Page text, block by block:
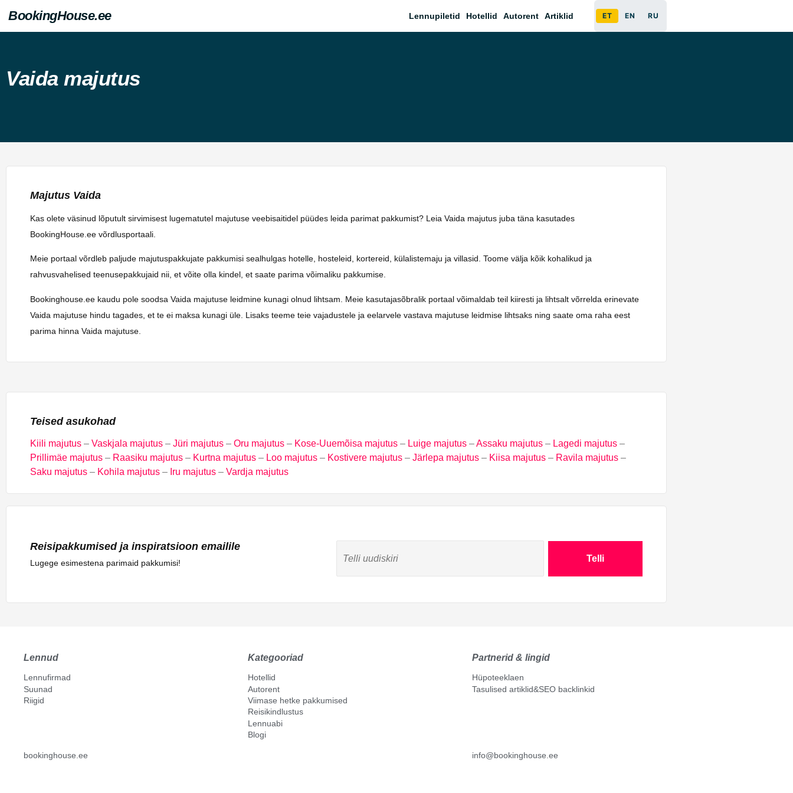
BookingHouse.ee Lennupiletid Hotellid Autorent Artiklid ET EN RU
Vaida majutus
Majutus Vaida
Kas olete väsinud lõputult sirvimisest lugematutel majutuse veebisaitidel püüdes leida parimat pakkumist? Leia Vaida majutus juba täna kasutades
BookingHouse.ee võrdlusportaali.
Meie portaal võrdleb paljude majutuspakkujate pakkumisi sealhulgas hotelle, hosteleid, kortereid, külalistemaju ja villasid. Toome välja kõik kohalikud ja
rahvusvahelised teenusepakkujaid nii, et võite olla kindel, et saate parima võimaliku pakkumise.
Bookinghouse.ee kaudu pole soodsa Vaida majutuse leidmine kunagi olnud lihtsam. Meie kasutajasõbralik portaal võimaldab teil kiiresti ja lihtsalt võrrelda erinevate
Vaida majutuse hindu tagades, et te ei maksa kunagi üle. Lisaks teeme teie vajadustele ja eelarvele vastava majutuse leidmise lihtsaks ning saate oma raha eest
parima hinna Vaida majutuse.
Teised asukohad
Kiili majutus – Vaskjala majutus – Jüri majutus – Oru majutus – Kose-Uuemõisa majutus – Luige majutus –Assaku majutus – Lagedi majutus –
Prillimäe majutus – Raasiku majutus – Kurtna majutus – Loo majutus – Kostivere majutus – Järlepa majutus – Kiisa majutus – Ravila majutus –
Saku majutus – Kohila majutus – Iru majutus – Vardja majutus
Reisipakkumised ja inspiratsioon emailile
Lugege esimestena parimaid pakkumisi! Telli
Lennud
Lennufirmad
Suunad
Riigid
Kategooriad
Hotellid
Autorent
Viimase hetke pakkumised
Reisikindlustus
Lennuabi
Blogi
Partnerid & lingid
Hüpoteeklaen
Tasulised artiklid&SEO backlinkid
bookinghouse.ee info@bookinghouse.ee